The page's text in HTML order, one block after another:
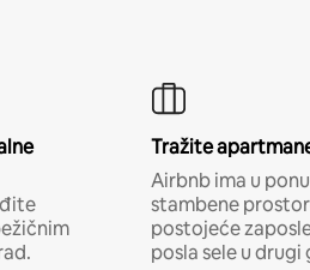
Tražite
Airbnb ima u
stambene
postojeće
posla sele u drugi